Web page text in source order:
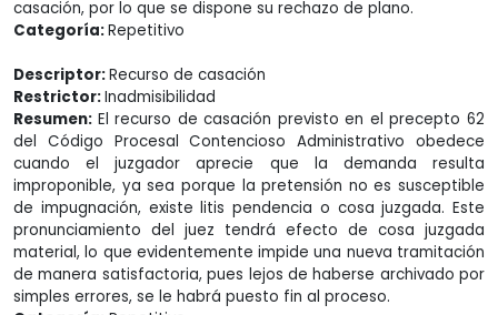
casación, por lo que se dispone su rechazo de plano.
Categoría:Repetitivo
Descriptor:Recurso de casación
Restrictor:Inadmisibilidad
Resumen: El recurso de casación previsto en el precepto 62
del Código Procesal Contencioso Administrativo obedece
cuando el juzgador aprecie que la demanda resulta
improponible, ya sea porque la pretensión no es susceptible
de impugnación, existe litis pendencia o cosa juzgada. Este
pronunciamiento del juez tendrá efecto de cosa juzgada
material, lo que evidentemente impide una nueva tramitación
de manera satisfactoria, pues lejos de haberse archivado por
simples errores, se le habrá puesto fin al proceso.